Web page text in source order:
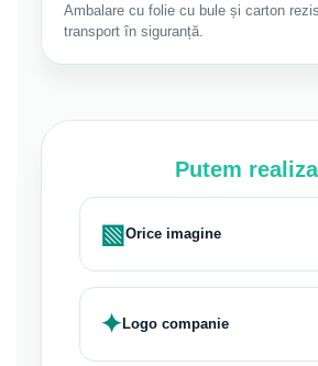
Ambalare cu folie cu bule și carton
transport în siguranță.
Putem realiza
▧Orice imagine
✦Logo companie